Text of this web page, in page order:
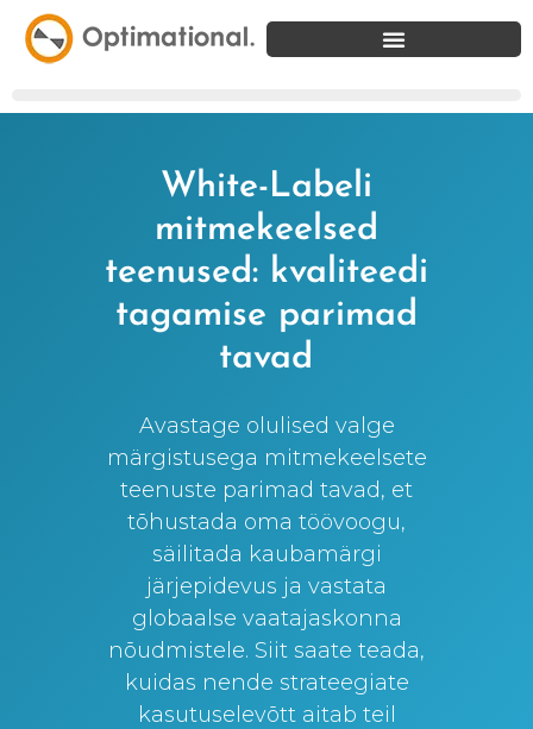
White-Labeli
mitmekeelsed
teenused: kvaliteedi
tagamise parimad
tavad
Avastage olulised valge
märgistusega mitmekeelsete
teenuste parimad tavad, et
tõhustada oma töövoogu,
säilitada kaubamärgi
järjepidevus ja vastata
globaalse vaatajaskonna
nõudmistele. Siit saate teada,
kuidas nende strateegiate
kasutuselevõtt aitab teil